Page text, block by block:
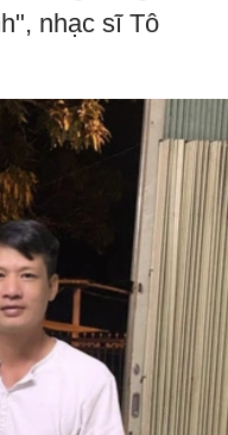
nhạc sĩ Tô